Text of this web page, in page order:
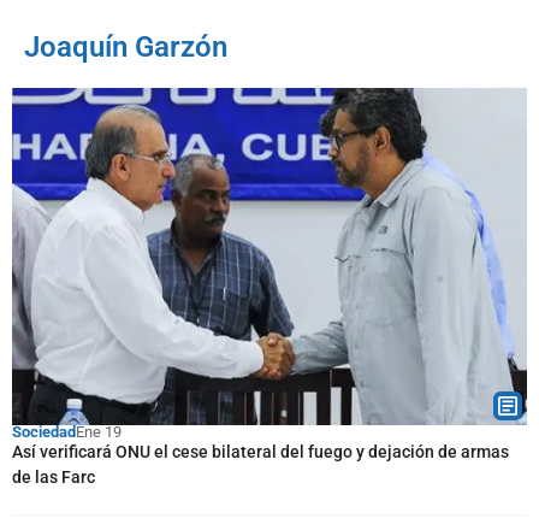
Joaquín Garzón
SociedadEne 19
Así verificará ONU el cese bilateral del fuego y dejación de armas
de las Farc